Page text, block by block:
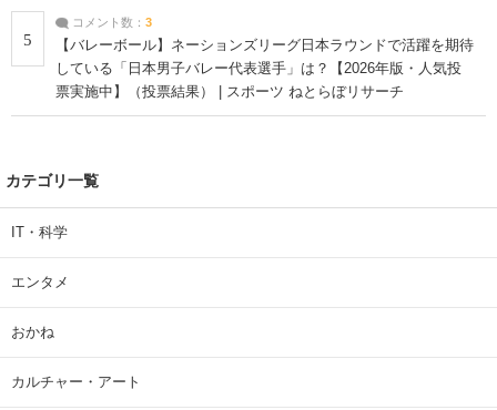
5
コメント数： 3
【バレーボール】ネーションズリーグ日本ラウンドで活躍を期待
している「日本男子バレー代表選手」は？【2026年版・人気投
票実施中】（投票結果） | スポーツ ねとらぼリサーチ
カテゴリ一覧
IT・科学
エンタメ
おかね
カルチャー・アート